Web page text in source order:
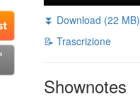
⏬ Download (22 MB)
📝 Trascrizione
Shownotes